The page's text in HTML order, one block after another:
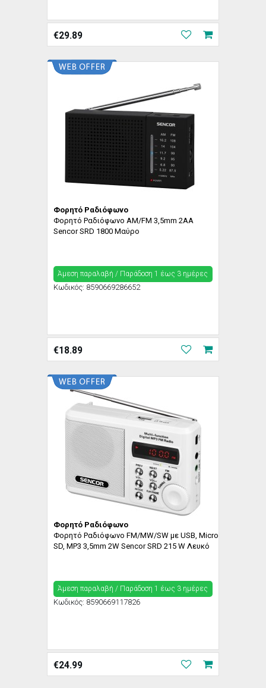
€29.89
Φορητό Ραδιόφωνο
Φορητό Ραδιόφωνο AM/FM 3,5mm 2AA
Sencor SRD 1800 Μαύρο
Άμεση παραλαβή / Παράδoση 1 έως 3 ημέρες
Κωδικός: 8590669286652
€18.89
Φορητό Ραδιόφωνο
Φορητό Ραδιόφωνο FM/MW/SW με USB, Micro
SD, MP3 3,5mm 2W Sencor SRD 215 W Λευκό
Άμεση παραλαβή / Παράδoση 1 έως 3 ημέρες
Κωδικός: 8590669117826
€24.99